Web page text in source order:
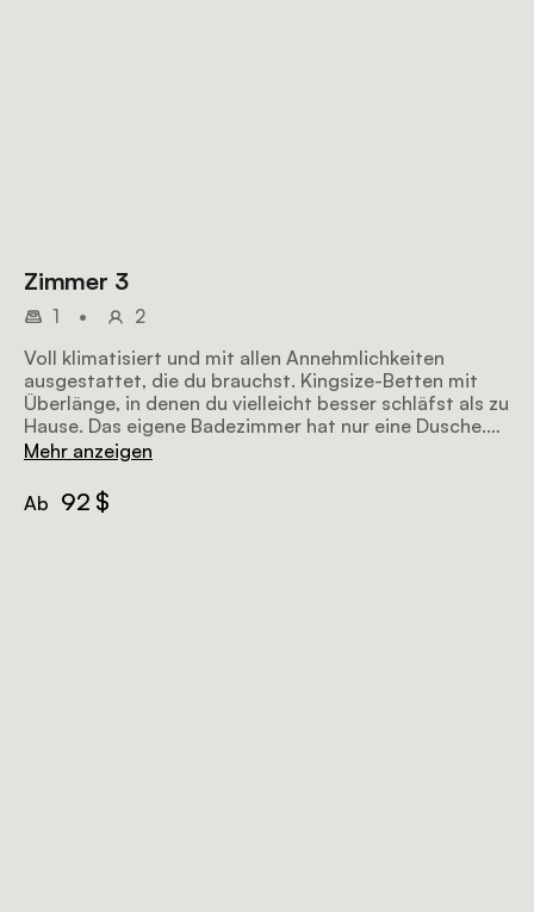
Zimmer 3
1 •
2
Voll klimatisiert und mit allen Annehmlichkeiten
ausgestattet, die du brauchst. Kingsize-Betten mit
Überlänge, in denen du vielleicht besser schläfst als zu
Hause. Das eigene Badezimmer hat nur eine Dusche.
Das Frühstück ist inklusive.
Mehr anzeigen
Ab 92 $